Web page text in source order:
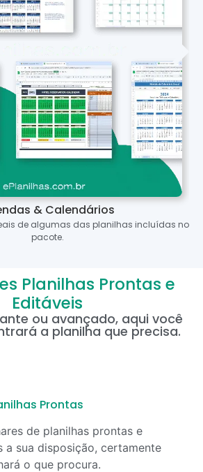
& Calendários
de algumas das planilhas incluídas no
pacote.
Planilhas Prontas e
Editáveis
ou avançado, aqui você
a planilha que precisa.
Prontas
de planilhas prontas e
a sua disposição, certamente
o que procura.